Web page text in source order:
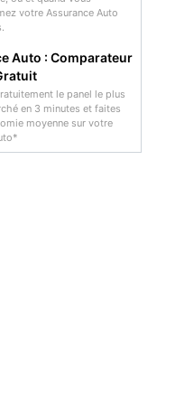
votre Assurance Auto
Auto : Comparateur
le panel le plus
en 3 minutes et faites
moyenne sur votre